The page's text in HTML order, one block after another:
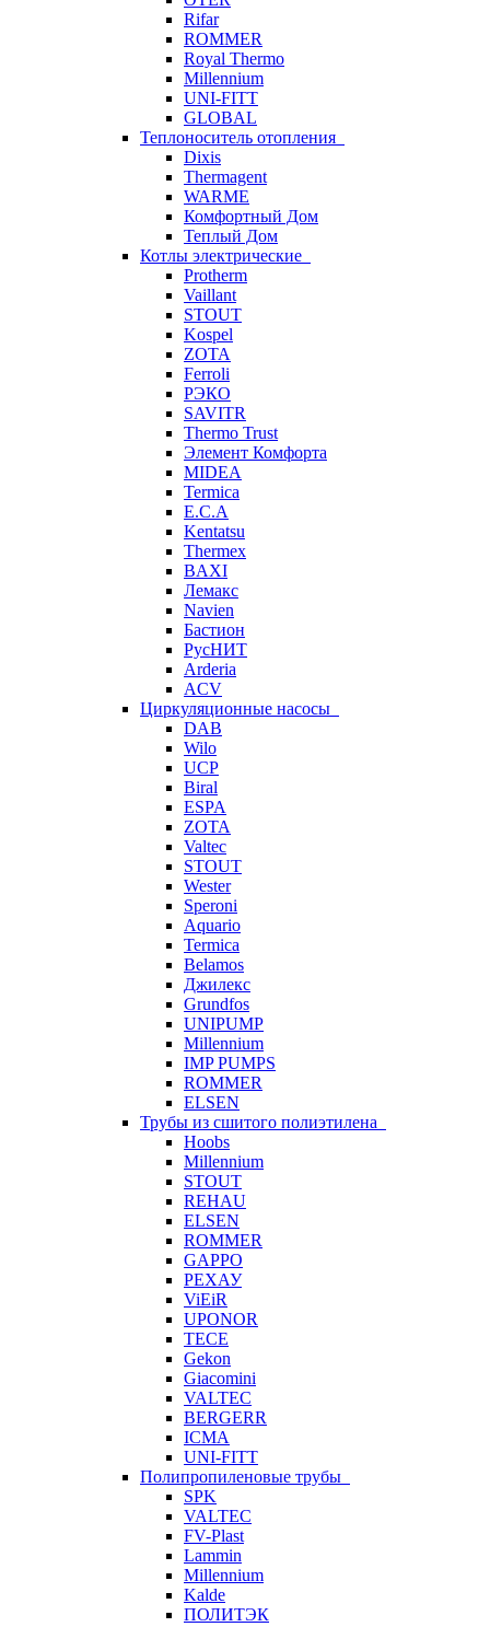
Rifar
ROMMER
Royal Thermo
Millennium
UNI-FITT
GLOBAL
Теплоноситель отопления
Dixis
Thermagent
WARME
Комфортный Дом
Теплый Дом
Котлы электрические
Protherm
Vaillant
STOUT
Kospel
ZOTA
Ferroli
РЭКО
SAVITR
Thermo Trust
Элемент Комфорта
MIDEA
Termica
E.C.A
Kentatsu
Thermex
BAXI
Лемакс
Navien
Бастион
РусНИТ
Arderia
ACV
Циркуляционные насосы
DAB
Wilo
UCP
Biral
ESPA
ZOTA
Valtec
STOUT
Wester
Speroni
Aquario
Termica
Belamos
Джилекс
Grundfos
UNIPUMP
Millennium
IMP PUMPS
ROMMER
ELSEN
Трубы из сшитого полиэтилена
Hoobs
Millennium
STOUT
REHAU
ELSEN
ROMMER
GAPPO
РЕХАУ
ViEiR
UPONOR
TECE
Gekon
Giacomini
VALTEC
BERGERR
ICMA
UNI-FITT
Полипропиленовые трубы
SPK
VALTEC
FV-Plast
Lammin
Millennium
Kalde
ПОЛИТЭК